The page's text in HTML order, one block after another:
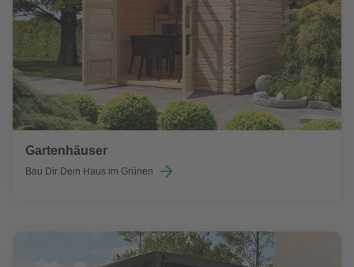
Gartenhäuser
Bau Dir Dein Haus im Grünen